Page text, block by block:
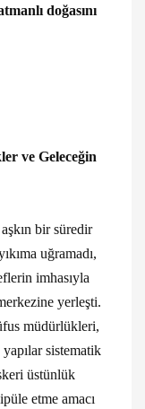
doğasını
ve Geleceğin
bir süredir
uğramadı,
imhasıyla
yerleşti.
müdürlükleri,
sistematik
üstünlük
etme amacı